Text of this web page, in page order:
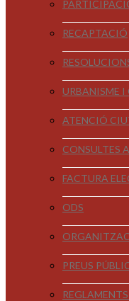
RECAPTACIÓ
URBANISME I
ATENCIÓ
CONSULTES
FACTURA
ODS
PREUS